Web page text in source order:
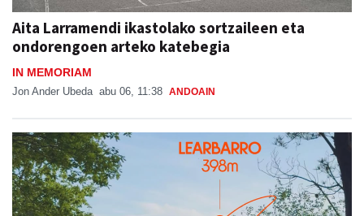
Aita Larramendi ikastolako sortzaileen eta
ondorengoen arteko katebegia
IN MEMORIAM
Jon Ander Ubeda abu 06, 11:38 ANDOAIN